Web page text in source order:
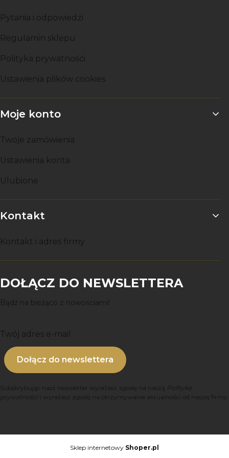
Pytania i odpowiedzi
Regulamin sklepu
Polityka prywatności
Ustawienia plików cookies
Moje konto
Twoje zamówienia
Ustawienia konta
Ulubione
Kontakt
Kontakt i adres firmy
DOŁĄCZ DO NEWSLETTERA
Bądź na bieżąco z nowościami!
Twój adres e-mail
Dołącz do newslettera
Subskrybując nasz newsletter wyrażasz zgodę na naszą Politykę
prywatności
i wyrażasz zgodę na otrzymywanie aktualności od naszej firmy.
Sklep internetowy Shoper.pl